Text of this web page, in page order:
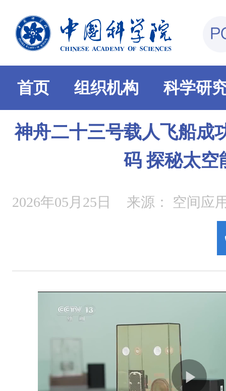
首页 组织机构 科学研
神舟二十三号载人飞船成
码 探秘太空
2026年05月25日 来源： 空间应